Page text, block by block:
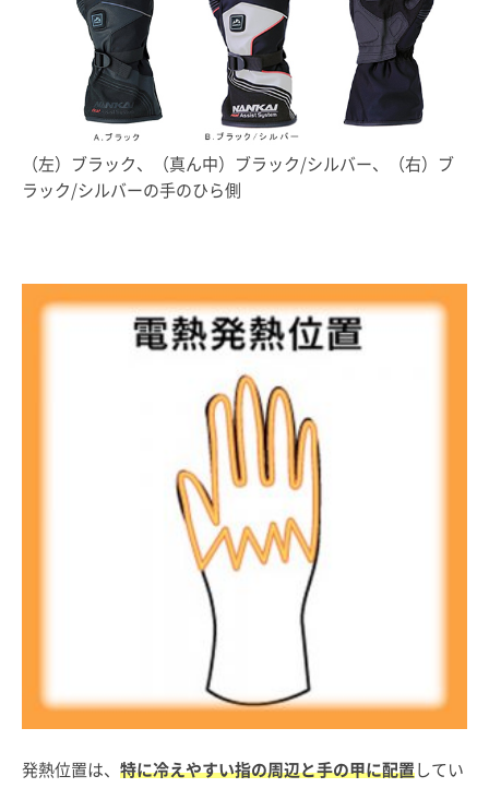
（左）ブラック、（真ん中）ブラック/シルバー、（右）ブ
ラック/シルバーの手のひら側
発熱位置は、 特に冷えやすい指の周辺と手の甲に配置 してい